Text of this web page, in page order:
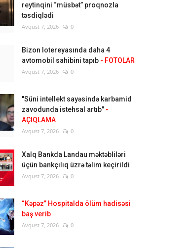
reytinqini “müsbət” proqnozla
təsdiqlədi
Avqust 7, 2026 0
Bizon lotereyasında daha 4
avtomobil sahibini tapıb - FOTOLAR
Avqust 7, 2026 0
"Süni intellekt sayəsində karbamid
zavodunda istehsal artıb" -
AÇIQLAMA
Avqust 7, 2026 0
Xalq Bankda Landau məktəbliləri
üçün bankçılıq üzrə təlim keçirildi
Avqust 7, 2026 0
“Kəpəz” Hospitalda ölüm hadisəsi
baş verib
Avqust 7, 2026 0